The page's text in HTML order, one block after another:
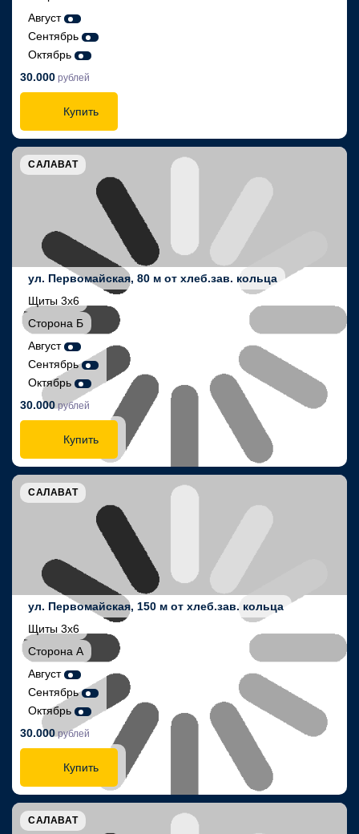
Август
Сентябрь
Октябрь
30.000 рублей
Купить
САЛАВАТ
ул. Первомайская, 80 м от хлеб.зав. кольца
Щиты 3х6
Сторона Б
Август
Сентябрь
Октябрь
30.000 рублей
Купить
САЛАВАТ
ул. Первомайская, 150 м от хлеб.зав. кольца
Щиты 3х6
Сторона А
Август
Сентябрь
Октябрь
30.000 рублей
Купить
САЛАВАТ